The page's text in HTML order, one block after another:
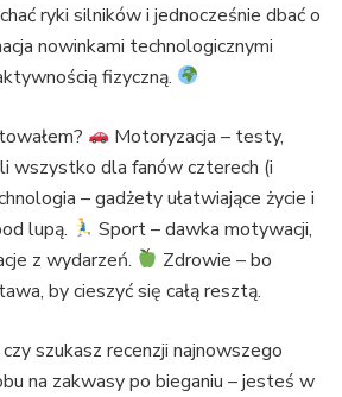
ryki silników i jednocześnie dbać o
nowinkami technologicznymi
fizyczną.
Motoryzacja – testy,
wszystko dla fanów czterech (i
– gadżety ułatwiające życie i
lupą.
Sport – dawka motywacji,
z wydarzeń.
Zdrowie – bo
by cieszyć się całą resztą.
szukasz recenzji najnowszego
na zakwasy po bieganiu – jesteś w